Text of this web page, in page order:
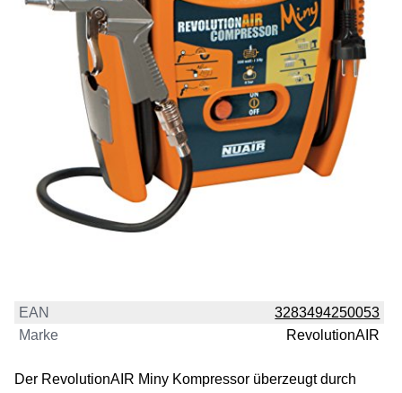
EAN
3283494250053
Marke
RevolutionAIR
Der RevolutionAIR Miny Kompressor überzeugt durch